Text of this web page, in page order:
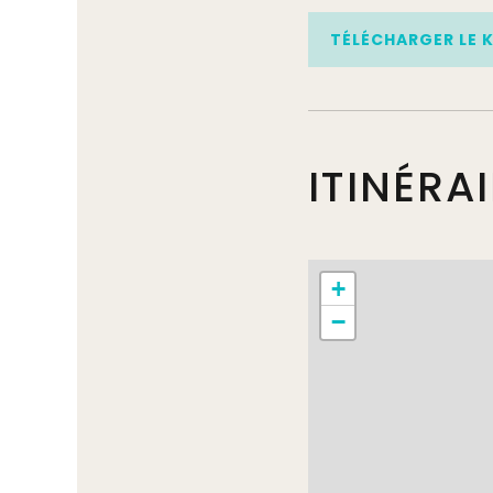
TÉLÉCHARGER LE
+
−